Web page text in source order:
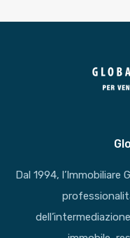
Dal 1994, l’Immobiliare